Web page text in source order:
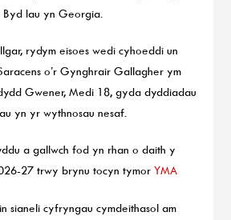
Iau yn Georgia.
rydym eisoes wedi cyhoeddi un
o’r Gynghrair Gallagher ym
Gwener, Medi 18, gyda dyddiadau
yn yr wythnosau nesaf.
a gallwch fod yn rhan o daith y
27 trwy brynu tocyn tymor YMA
sianeli cyfryngau cymdeithasol am